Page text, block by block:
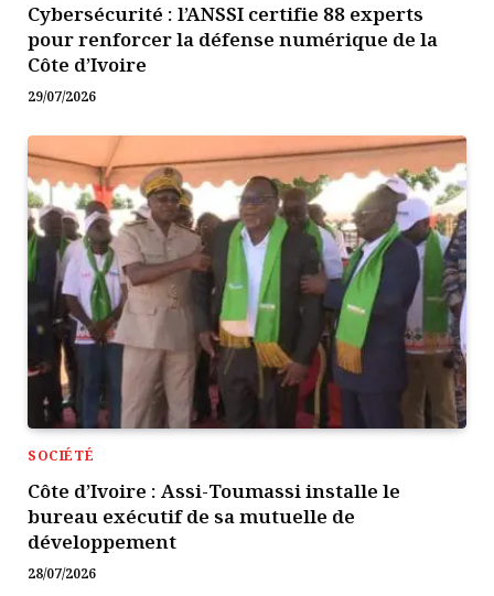
Cybersécurité : l’ANSSI certifie 88 experts
pour renforcer la défense numérique de la
Côte d’Ivoire
29/07/2026
SOCIÉTÉ
Côte d’Ivoire : Assi-Toumassi installe le
bureau exécutif de sa mutuelle de
développement
28/07/2026